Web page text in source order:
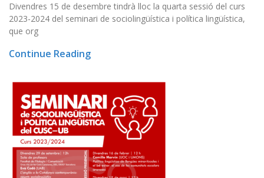
Divendres 15 de desembre tindrà lloc la quarta sessió del curs
2023-2024 del seminari de sociolingüística i política lingüística,
que org
Continue Reading